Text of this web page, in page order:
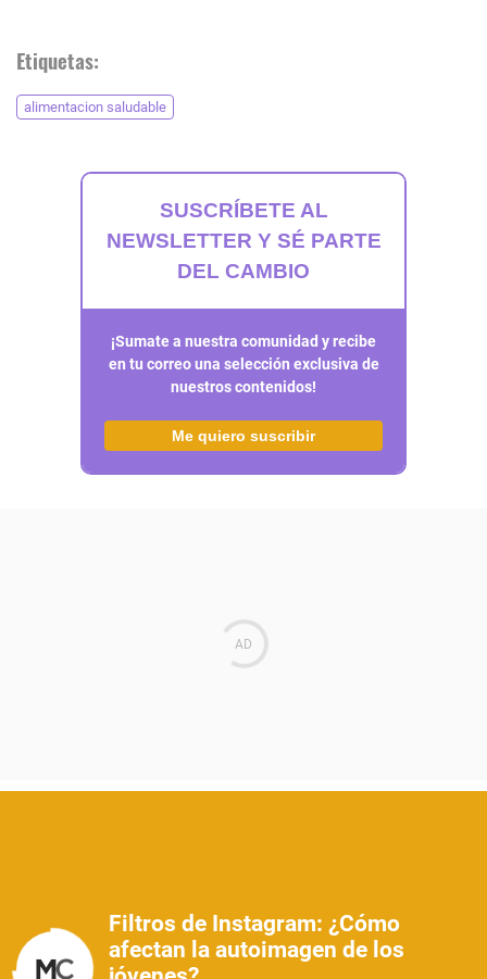
Etiquetas:
alimentacion saludable
SUSCRÍBETE AL
NEWSLETTER Y SÉ PARTE
DEL CAMBIO
¡Sumate a nuestra comunidad y recibe
en tu correo una selección exclusiva de
nuestros contenidos!
Me quiero suscribir
Filtros de Instagram: ¿Cómo
afectan la autoimagen de los